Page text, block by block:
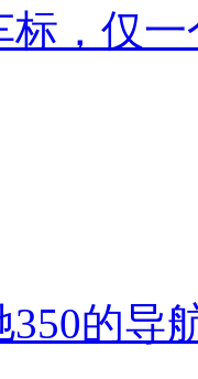
标，仅
的导